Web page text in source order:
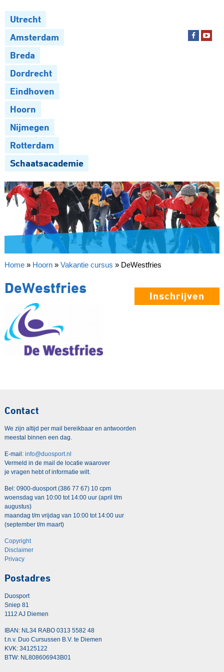
Utrecht
Amsterdam
Breda
Dordrecht
Eindhoven
Hoorn
Nijmegen
Rotterdam
Schaatsacademie
Home» Hoorn» Vakantie cursus » DeWestfries
Inschrijven
DeWestfries
Contact
We zijn altijd per mail bereikbaar en antwoorden
meestal binnen een dag.
E-mail: info@duosport.nl
Vermeld in de mail de locatie waarover
je vragen hebt of informatie wilt.
Bel: 0900-duosport (386 77 67) 10 cpm
woensdag van 10:00 tot 14:00 uur (april t/m
augustus)
maandag t/m vrijdag van 10:00 tot 14:00 uur
(september t/m maart)
Copyright
Disclaimer
Privacy
Postadres
Duosport
Sniep 81
1112 AJ Diemen
IBAN: NL34 RABO 0313 5582 48
t.n.v. Duo Cursussen B.V. te Diemen
KVK: 34125122
BTW: NL808606943B01